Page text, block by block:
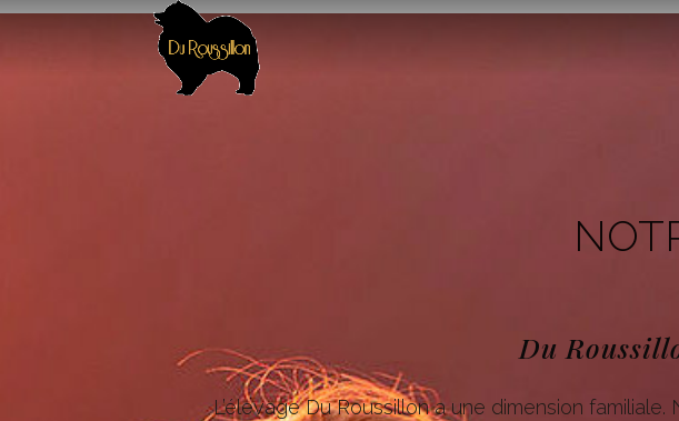
Du
L’élevage Du Roussillon a une dimension